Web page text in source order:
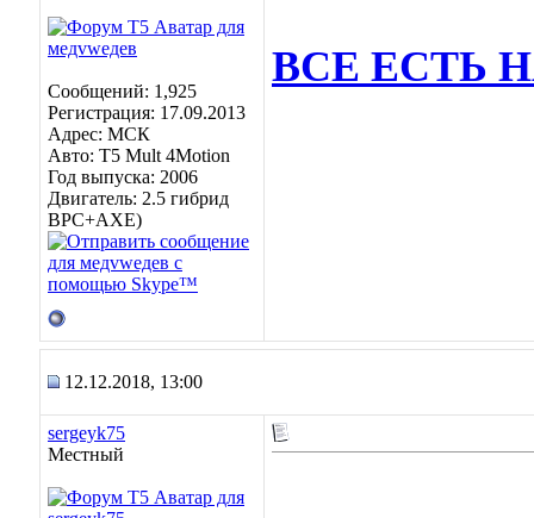
Сообщений: 1,925
Регистрация: 17.09.2013
Адрес: МСК
Авто: Т5 Mult 4Motion
Год выпуска: 2006
Двигатель: 2.5 гибрид
BPC+AXE)
ВСЕ ЕСТЬ
12.12.2018, 13:00
sergeyk75
Местный